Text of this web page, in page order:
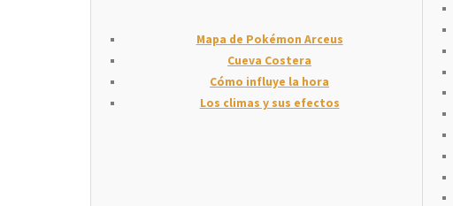
Mapa de Pokémon Arceus
Cueva Costera
Cómo influye la hora
Los climas y sus efectos